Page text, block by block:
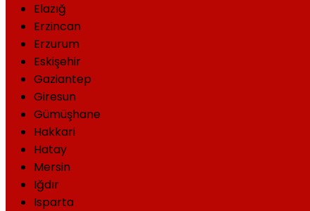
Elazığ
Erzincan
Erzurum
Eskişehir
Gaziantep
Giresun
Gümüşhane
Hakkari
Hatay
Mersin
Iğdır
Isparta